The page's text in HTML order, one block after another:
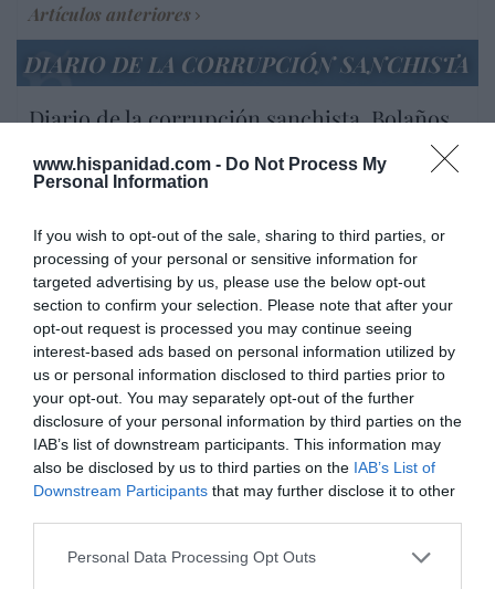
www.hispanidad.com - Do Not Process My
Personal Information
If you wish to opt-out of the sale, sharing to third parties, or
processing of your personal or sensitive information for
targeted advertising by us, please use the below opt-out
section to confirm your selection. Please note that after your
opt-out request is processed you may continue seeing
interest-based ads based on personal information utilized by
us or personal information disclosed to third parties prior to
your opt-out. You may separately opt-out of the further
disclosure of your personal information by third parties on the
IAB’s list of downstream participants. This information may
also be disclosed by us to third parties on the IAB’s List of
Downstream Participants that may further disclose it to other
Personal Data Processing Opt Outs
Artículos anteriores
DIARIO DE LA CORRUPCIÓN SANCHISTA
Diario de la corrupción sanchista. Bolaños
con Zapatero, mientras se desarrollaba la
investigación judicial sobre la aerolínea
Plus Ultra
por Redacción
Artículos anteriores
FIESTA DIVINA MISERICORDIA
Kowalska-Wojtyla (XXIX). "La palabra no
convirtió, la sangre convertirá"
por Eulogio López
Artículos anteriores